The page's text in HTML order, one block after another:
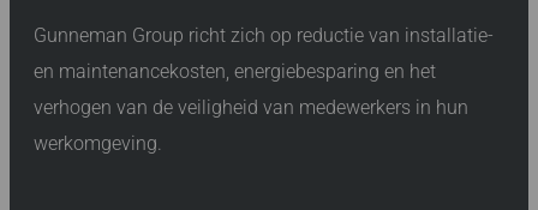
Gunneman Group richt zich op reductie van installatie-
en maintenancekosten, energiebesparing en het
verhogen van de veiligheid van medewerkers in hun
werkomgeving.